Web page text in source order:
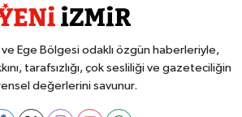
Ege Bölgesi odaklı özgün haberleriyle,
tarafsızlığı, çok sesliliği ve gazeteciliğin
değerlerini savunur.